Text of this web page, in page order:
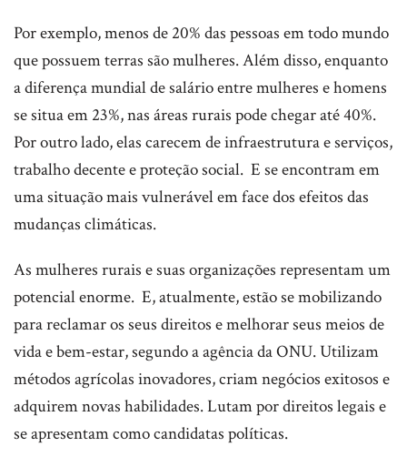
Por exemplo, menos de 20% das pessoas em todo mundo
que possuem terras são mulheres. Além disso, enquanto
a diferença mundial de salário entre mulheres e homens
se situa em 23%, nas áreas rurais pode chegar até 40%.
Por outro lado, elas carecem de infraestrutura e serviços,
trabalho decente e proteção social. E se encontram em
uma situação mais vulnerável em face dos efeitos das
mudanças climáticas.
As mulheres rurais e suas organizações representam um
potencial enorme. E, atualmente, estão se mobilizando
para reclamar os seus direitos e melhorar seus meios de
vida e bem-estar, segundo a agência da ONU. Utilizam
métodos agrícolas inovadores, criam negócios exitosos e
adquirem novas habilidades. Lutam por direitos legais e
se apresentam como candidatas políticas.